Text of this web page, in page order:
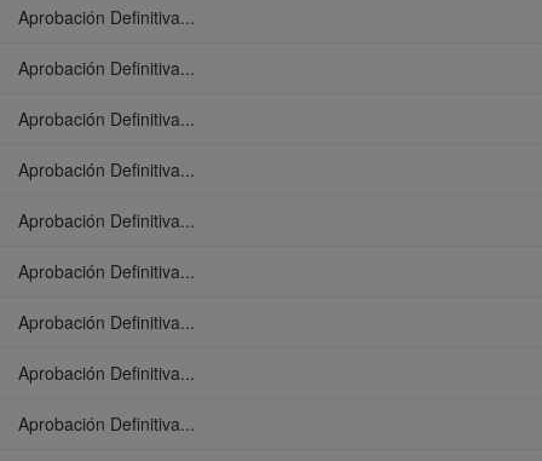
Aprobación Definitiva...
Aprobación Definitiva...
Aprobación Definitiva...
Aprobación Definitiva...
Aprobación Definitiva...
Aprobación Definitiva...
Aprobación Definitiva...
Aprobación Definitiva...
Aprobación Definitiva...